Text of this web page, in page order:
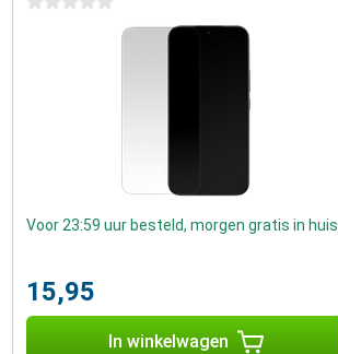
Voor 23:59 uur besteld, morgen gratis in huis
15,95
In winkelwagen